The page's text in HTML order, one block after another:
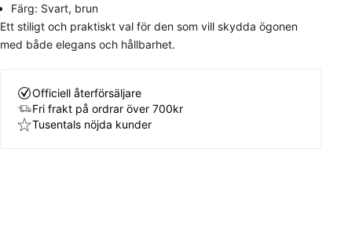
Färg: Svart, brun
Ett stiligt och praktiskt val för den som vill skydda ögonen
med både elegans och hållbarhet.
Officiell återförsäljare
Fri frakt på ordrar över 700kr
Tusentals nöjda kunder